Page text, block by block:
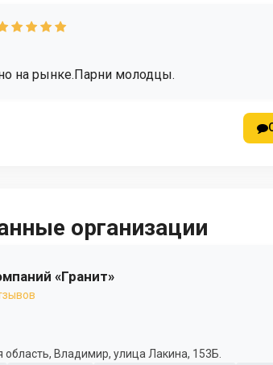
на рынке.Парни молодцы.
организации
«Гранит»
Владимир, улица Лакина, 153Б.